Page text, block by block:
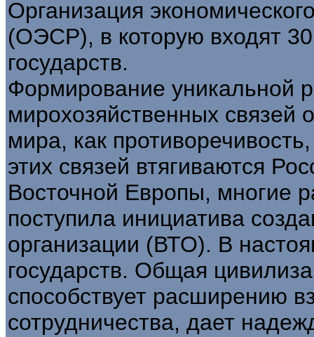
Организация
(ОЭСР), в которую входят
государств.
Формирование уникальной
мирохозяйственных связей
мира, как
этих связей втягиваются
Восточной Европы, многие
поступила инициатива
организации (ВТО). В
государств. Общая
способствует расширению
сотрудничества, дает